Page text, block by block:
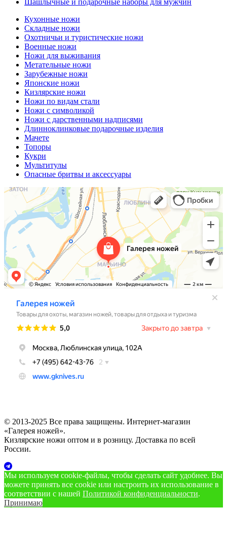
Шашлычные и подарочные наборы для мужчин
Кухонные ножи
Складные ножи
Охотничьи и туристические ножи
Военные ножи
Ножи для выживания
Метательные ножи
Зарубежные ножи
Японские ножи
Кизлярские ножи
Ножи по видам стали
Ножи с символикой
Ножи с дарственными надписями
Длинноклинковые подарочные изделия
Мачете
Топоры
Кукри
Мультитулы
Опасные бритвы и аксессуары
© 2013-2025 Все права защищены. Интернет-магазин
«Галерея ножей».
Кизлярские ножи оптом и в розницу. Доставка по всей
России.
Мы используем cookie‑файлы, чтобы сделать сайт удобнее. Вы
можете принять все cookie или настроить их использование в
соответствии с нашей Политикой конфиденциальности.
Принимаю